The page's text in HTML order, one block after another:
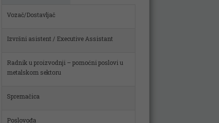
Izvršni asistent / Executive Assistant
Radnik u proizvodnji – pomoćni poslovi u
Spremačica
Poslovođa
Skladištar (m)